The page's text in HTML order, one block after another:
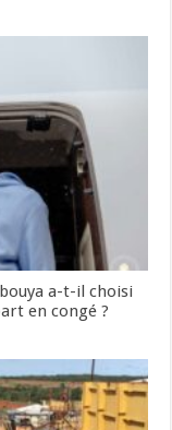
a-t-il choisi
en congé ?